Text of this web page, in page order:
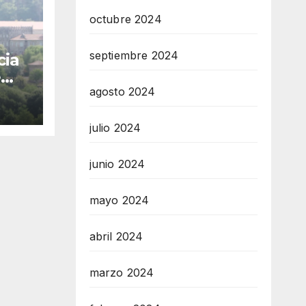
octubre 2024
septiembre 2024
agosto 2024
julio 2024
junio 2024
mayo 2024
abril 2024
marzo 2024